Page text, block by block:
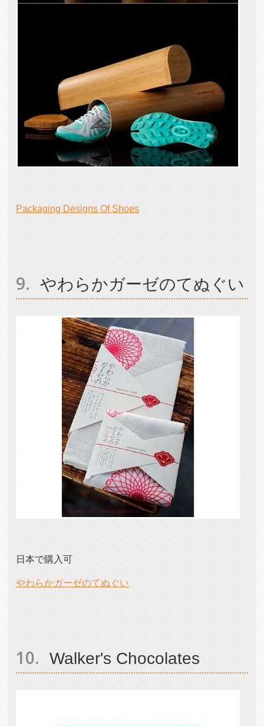
Packaging Designs Of Shoes
やわらかガーゼのてぬぐい
日本で購入可
やわらかガーゼのてぬぐい
Walker's Chocolates